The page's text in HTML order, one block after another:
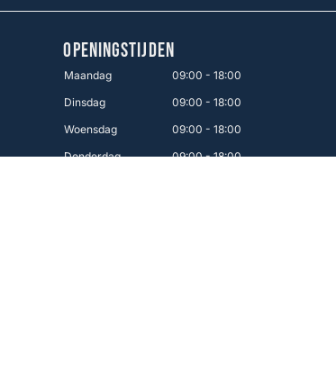
OPENINGSTIJDEN
Maandag
09:00 - 18:00
Dinsdag
09:00 - 18:00
Woensdag
09:00 - 18:00
Donderdag
09:00 - 18:00